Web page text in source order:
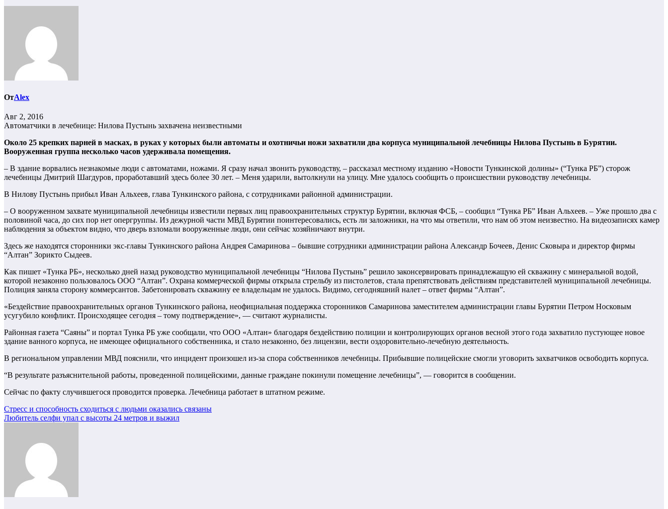
ОтAlex
Авг 2, 2016
Автоматчики в лечебнице: Нилова Пустынь захвачена неизвестными
Около 25 крепких парней в масках, в руках у которых были автоматы и охотничьи ножи захватили два корпуса муниципальной лечебницы Нилова Пустынь в Бурятии.
Вооруженная группа несколько часов удерживала помещения.
– В здание ворвались незнакомые люди с автоматами, ножами. Я сразу начал звонить руководству, – рассказал местному изданию «Новости Тункинской долины» (“Тунка РБ”) сторож
лечебницы Дмитрий Шагдуров, проработавший здесь более 30 лет. – Меня ударили, вытолкнули на улицу. Мне удалось сообщить о происшествии руководству лечебницы.
В Нилову Пустынь прибыл Иван Альхеев, глава Тункинского района, с сотрудниками районной администрации.
– О вооруженном захвате муниципальной лечебницы известили первых лиц правоохранительных структур Бурятии, включая ФСБ, – сообщил “Тунка РБ” Иван Альхеев. – Уже прошло два с
половиной часа, до сих пор нет опергруппы. Из дежурной части МВД Бурятии поинтересовались, есть ли заложники, на что мы ответили, что нам об этом неизвестно. На видеозаписях камер
наблюдения за объектом видно, что дверь взломали вооруженные люди, они сейчас хозяйничают внутри.
Здесь же находятся сторонники экс-главы Тункинского района Андрея Самаринова – бывшие сотрудники администрации района Александр Бочеев, Денис Сковыра и директор фирмы
“Алтан” Зорикто Сыдеев.
Как пишет «Тунка РБ», несколько дней назад руководство муниципальной лечебницы “Нилова Пустынь” решило законсервировать принадлежащую ей скважину с минеральной водой,
которой незаконно пользовалось ООО “Алтан”. Охрана коммерческой фирмы открыла стрельбу из пистолетов, стала препятствовать действиям представителей муниципальной лечебницы.
Полиция заняла сторону коммерсантов. Забетонировать скважину ее владельцам не удалось. Видимо, сегодняшний налет – ответ фирмы “Алтан”.
«Бездействие правоохранительных органов Тункинского района, неофициальная поддержка сторонников Самаринова заместителем администрации главы Бурятии Петром Носковым
усугубило конфликт. Происходящее сегодня – тому подтверждение», — считают журналисты.
Районная газета “Саяны” и портал Тунка РБ уже сообщали, что ООО «Алтан» благодаря бездействию полиции и контролирующих органов весной этого года захватило пустующее новое
здание ванного корпуса, не имеющее официального собственника, и стало незаконно, без лицензии, вести оздоровительно-лечебную деятельность.
В региональном управлении МВД пояснили, что инцидент произошел из-за спора собственников лечебницы. Прибывшие полицейские смогли уговорить захватчиков освободить корпуса.
“В результате разъяснительной работы, проведенной полицейскими, данные граждане покинули помещение лечебницы”, — говорится в сообщении.
Сейчас по факту случившегося проводится проверка. Лечебница работает в штатном режиме.
Навигация
по
Стресс и способность сходиться с людьми оказались связаны
Любитель селфи упал с высоты 24 метров и выжил